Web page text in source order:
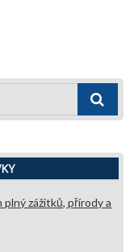
Hledej
plný zážitků, přírody a